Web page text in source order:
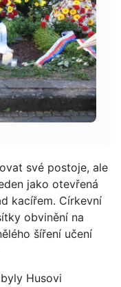
své postoje, ale
jako otevřená
kacířem. Církevní
obvinění na
šíření učení
Husovi